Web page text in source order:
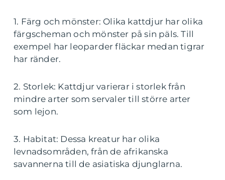
1. Färg och mönster: Olika kattdjur har olika
färgscheman och mönster på sin päls. Till
exempel har leoparder fläckar medan tigrar
har ränder.
2. Storlek: Kattdjur varierar i storlek från
mindre arter som servaler till större arter
som lejon.
3. Habitat: Dessa kreatur har olika
levnadsområden, från de afrikanska
savannerna till de asiatiska djunglarna.